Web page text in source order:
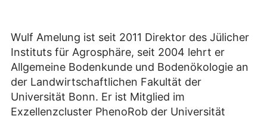
Wulf Amelung ist seit 2011 Direktor des Jülicher
Instituts für Agrosphäre, seit 2004 lehrt er
Allgemeine Bodenkunde und Bodenökologie an
der Landwirtschaftlichen Fakultät der
Universität Bonn. Er ist Mitglied im
Exzellenzcluster PhenoRob der Universität